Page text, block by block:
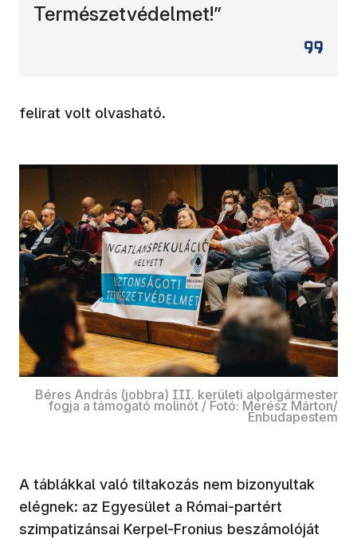
Természetvédelmet!”
felirat volt olvasható.
Béres András (jobbra) III. kerületi alpolgármester
fogja a támogató molinót / Fotó: Merész Márton/
Énbudapestem
A táblákkal való tiltakozás nem bizonyultak
elégnek: az Egyesület a Római-partért
szimpatizánsai Kerpel-Fronius beszámolóját